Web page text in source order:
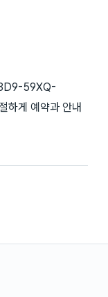
59XQ-
게 예약과 안내